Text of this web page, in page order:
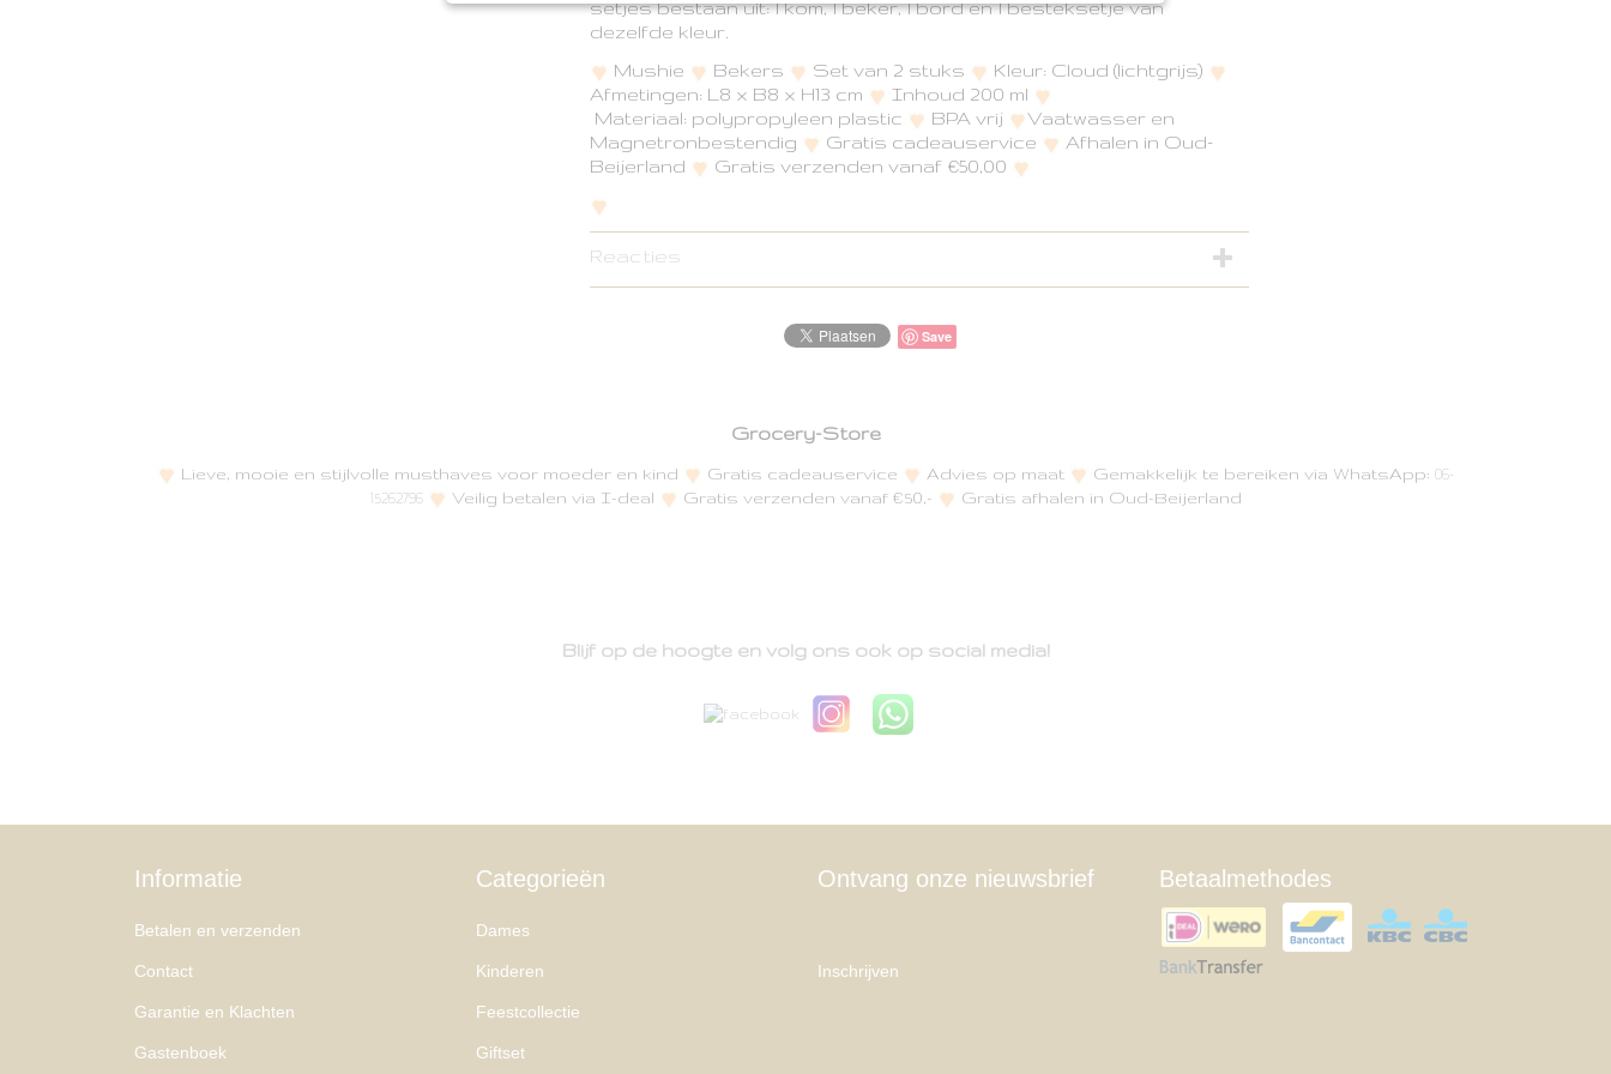
setjes bestaan uit: 1 kom, 1 beker, 1 bord en 1 besteksetje van
dezelfde kleur.
Mushie
Bekers Set van 2 stuks
Kleur: Cloud (lichtgrijs)
Afmetingen: L8 x B8 x H13 cm
Inhoud 200 ml
Materiaal: polypropyleen plastic
BPA vrij
Vaatwasser en
Magnetronbestendig
Gratis cadeauservice
Afhalen in Oud-
Beijerland
Gratis verzenden vanaf €50,00
Reacties
Save
Grocery-Store
Lieve, mooie en stijlvolle musthaves voor moeder en kind Gratis cadeauservice Advies op maat Gemakkelijk te bereiken via WhatsApp: 06-
15262796
Veilig betalen via I-deal Gratis verzenden vanaf €50,- Gratis afhalen in Oud-Beijerland
Blijf op de hoogte en volg ons ook op social media!
Informatie
Betalen en verzenden
Contact
Garantie en Klachten
Gastenboek
Categorieën
Dames
Kinderen
Feestcollectie
Giftset
Ontvang onze nieuwsbrief
Inschrijven
Betaalmethodes